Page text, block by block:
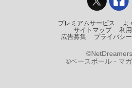
プレミアムサービス
よ
サイトマップ
利
広告募集
プライバシ
©NetDreamers
©ベースボール・マ